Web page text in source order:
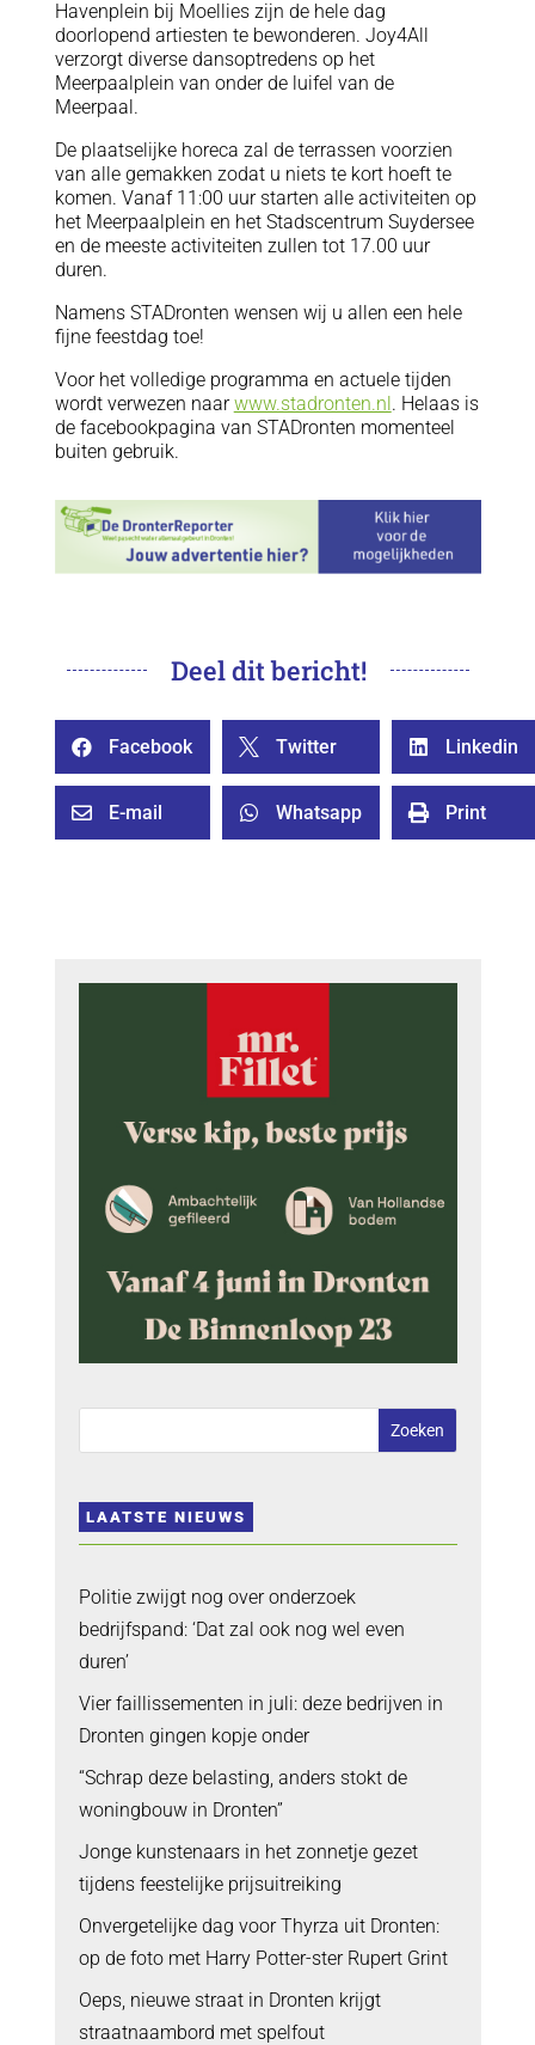
Havenplein bij Moellies zijn de hele dag
doorlopend artiesten te bewonderen. Joy4All
verzorgt diverse dansoptredens op het
Meerpaalplein van onder de luifel van de
Meerpaal.
De plaatselijke horeca zal de terrassen voorzien
van alle gemakken zodat u niets te kort hoeft te
komen. Vanaf 11:00 uur starten alle activiteiten op
het Meerpaalplein en het Stadscentrum Suydersee
en de meeste activiteiten zullen tot 17.00 uur
duren.
Namens STADronten wensen wij u allen een hele
fijne feestdag toe!
Voor het volledige programma en actuele tijden
wordt verwezen naarwww.stadronten.nl. Helaas is
de facebookpagina van STADronten momenteel
buiten gebruik.
Deel dit bericht!
 Facebook  Twitter  Linkedin
 E-mail  Whatsapp  Print
LAATSTE NIEUWS
Politie zwijgt nog over onderzoek
bedrijfspand: ‘Dat zal ook nog wel even
duren’
Vier faillissementen in juli: deze bedrijven in
Dronten gingen kopje onder
“Schrap deze belasting, anders stokt de
woningbouw in Dronten”
Jonge kunstenaars in het zonnetje gezet
tijdens feestelijke prijsuitreiking
Onvergetelijke dag voor Thyrza uit Dronten:
op de foto met Harry Potter-ster Rupert Grint
Oeps, nieuwe straat in Dronten krijgt
straatnaambord met spelfout